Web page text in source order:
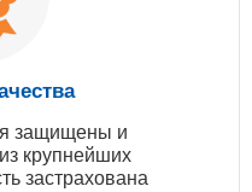
защищены и
крупнейших
застрахована